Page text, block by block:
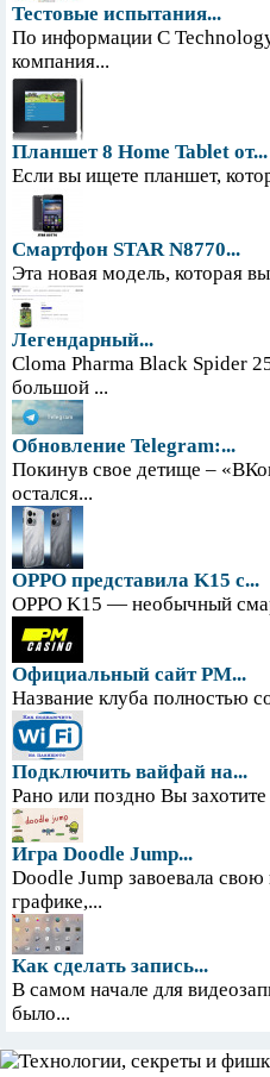
Тестовые испытания...
По информации С
компания...
Планшет 8 Home Tablet от...
Если вы ищете планшет,
Смартфон STAR N8770...
Эта новая модель, которая
Легендарный...
Cloma Pharma Black Spider
большой ...
Обновление Telegram:...
Покинув свое детище –
остался...
OPPO представила K15 с...
OPPO K15 — необычный
Официальный сайт PM...
Название клуба полностью
Подключить вайфай на...
Рано или поздно Вы
Игра Doodle Jump...
Doodle Jump завоевала свою
графике,...
Как сделать запись...
В самом начале для
было...